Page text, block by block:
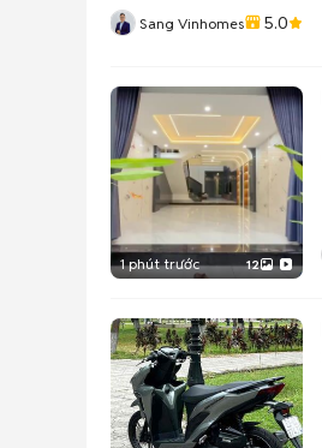
Sang Vinhomes 5.0
1 phút trước 12